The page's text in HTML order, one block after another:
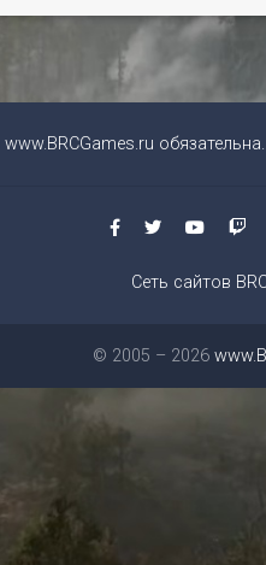
www.BRCGames.ru
Сеть сайтов
© 2005 – 2026